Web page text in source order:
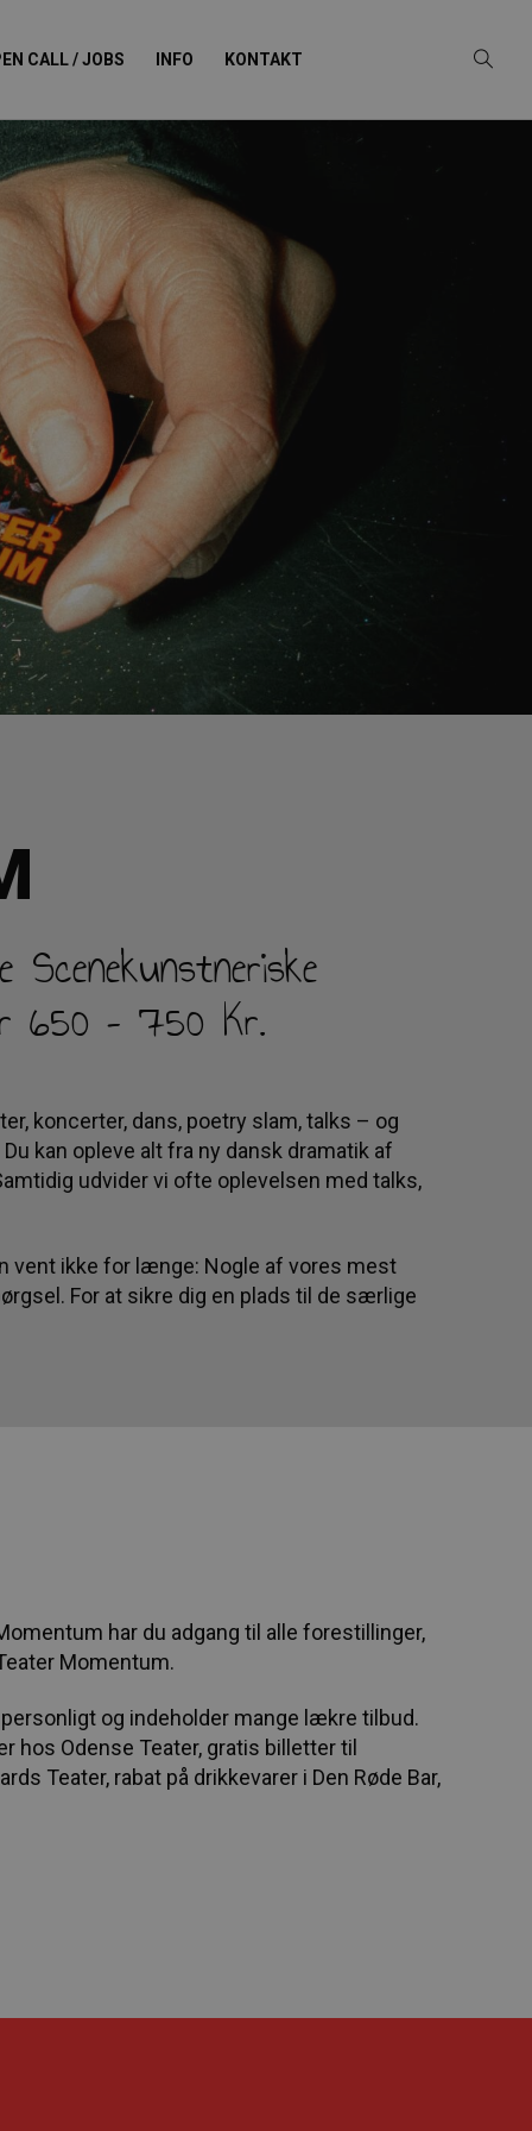
CALL / JOBS INFO KONTAKT
650 – 750 Kr.
koncerter, dans, poetry slam, talks – og
kan opleve alt fra ny dansk dramatik af
udvider vi ofte oplevelsen med talks,
vent ikke for længe: Nogle af vores mest
For at sikre dig en plads til de særlige
har du adgang til alle forestillinger,
Momentum.
og indeholder mange lækre tilbud.
hos Odense Teater, gratis billetter til
Teater, rabat på drikkevarer i Den Røde Bar,